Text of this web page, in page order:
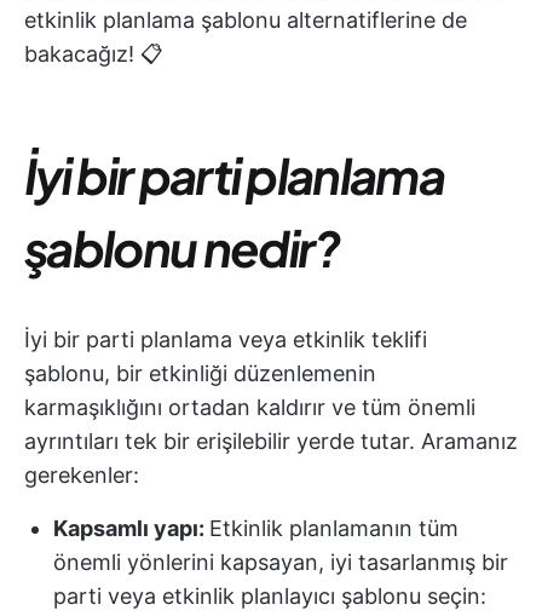
etkinlik planlama şablonu alternatiflerine de
bakacağız! 📋
İyi bir parti planlama
şablonu nedir?
İyi bir parti planlama veya etkinlik teklifi
şablonu, bir etkinliği düzenlemenin
karmaşıklığını ortadan kaldırır ve tüm önemli
ayrıntıları tek bir erişilebilir yerde tutar. Aramanız
gerekenler:
Kapsamlı yapı: Etkinlik planlamanın tüm
önemli yönlerini kapsayan, iyi tasarlanmış bir
parti veya etkinlik planlayıcı şablonu seçin: